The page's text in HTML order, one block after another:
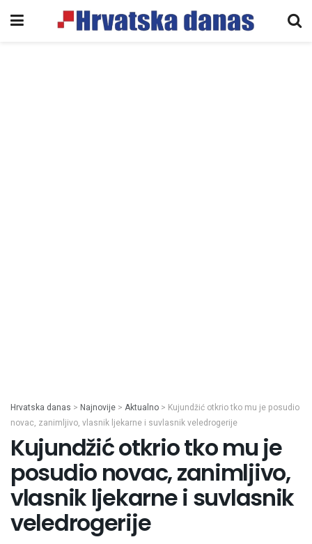
Hrvatska danas > Najnovije > Aktualno > Kujundžić otkrio tko mu je posudio
novac, zanimljivo, vlasnik ljekarne i suvlasnik veledrogerije
Kujundžić otkrio tko mu je
posudio novac, zanimljivo,
vlasnik ljekarne i suvlasnik
veledrogerije